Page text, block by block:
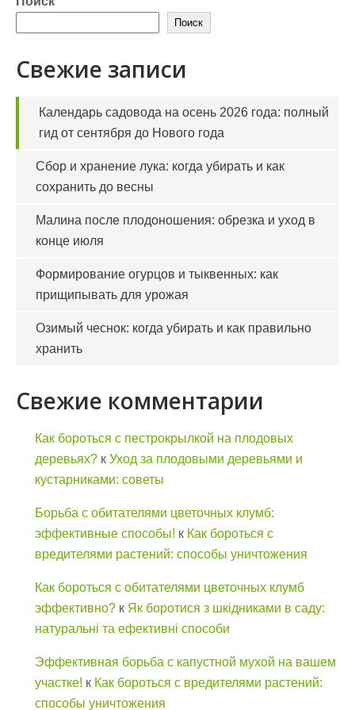
Поиск
Свежие записи
Календарь садовода на осень 2026 года: полный
гид от сентября до Нового года
Сбор и хранение лука: когда убирать и как
сохранить до весны
Малина после плодоношения: обрезка и уход в
конце июля
Формирование огурцов и тыквенных: как
прищипывать для урожая
Озимый чеснок: когда убирать и как правильно
хранить
Свежие комментарии
Как бороться с пестрокрылкой на плодовых
деревьях? к Уход за плодовыми деревьями и
кустарниками: советы
Борьба с обитателями цветочных клумб:
эффективные способы! к Как бороться с
вредителями растений: способы уничтожения
Как бороться с обитателями цветочных клумб
эффективно? к Як боротися з шкідниками в саду:
натуральні та ефективні способи
Эффективная борьба с капустной мухой на вашем
участке! к Как бороться с вредителями растений:
способы уничтожения